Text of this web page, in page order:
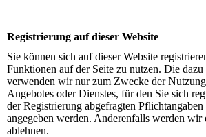
Registrierung auf dieser Website
Sie können sich auf dieser Website
Funktionen auf der Seite zu nutzen. Die dazu
verwenden wir nur zum Zwecke der
Angebotes oder Dienstes, für den Sie sich
der Registrierung abgefragten
angegeben werden. Anderenfalls werden wir
ablehnen.